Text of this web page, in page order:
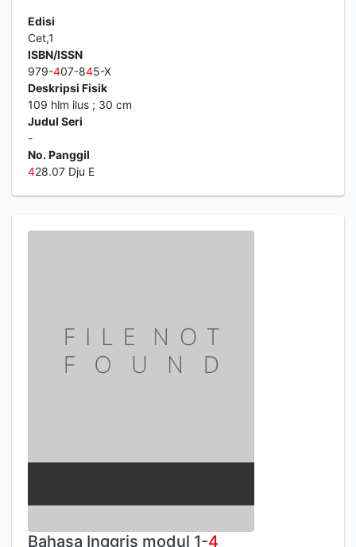
Edisi
Cet,1
ISBN/ISSN
979-407-845-X
Deskripsi Fisik
109 hlm ilus ; 30 cm
Judul Seri
-
No. Panggil
428.07 Dju E
Bahasa Inggris modul 1-4